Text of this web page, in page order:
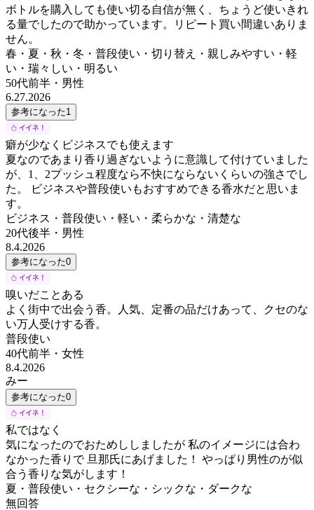
ボトルを購入しても使い切る自信が無く、ちょうど使いきれ
る量でしたので助かっています。リピート買い間違いありま
せん。
春・夏・秋・冬・普段使い・切り替え・親しみやすい・軽
い・瑞々しい・明るい
50代前半 ・ 男性
6.27.2026
参考になった1
癖が少なくビジネスでも使えます
夏なのであまり香り過ぎないように意識して付けていました
が、1、2プッシュ程度なら不快にならないくらいの強さでし
た。 ビジネスや普段使いもおすすめできる香水だと思いま
す。
ビジネス・普段使い・軽い・柔らかな・清楚な
20代後半 ・ 男性
8.4.2026
参考になった0
嗅いだことある
よく街中で出会う香。人気、定番の品だけあって、クセのな
い万人受けする香。
普段使い
40代前半 ・ 女性
8.4.2026
みー
参考になった0
私ではなく
気になったのでおためししましたが 私のイメージには合わ
なかった香りで 旦那氏にあげました！ やっぱり男性のが似
合う香りな気がします！
夏・普段使い・セクシーな・シックな・ダークな
無回答